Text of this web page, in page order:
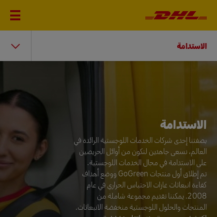
الاستدامة
الاستدامة
الاستدامة
بصفتنا إحدى شركات الخدمات اللوجستية الرائدة في
العالم، نسعى جاهدين لنكون من أوائل الحريصين
على الاستدامة في مجال الخدمات اللوجستية.
تم إطلاق أول منتجات GoGreen ووضع أهداف
كفاءة انبعاثات غازات الاحتباس الحراري في عام
2008. يمكننا تقديم مجموعة شاملة من
المنتجات والحلول اللوجستية منخفضة الانبعاثات.